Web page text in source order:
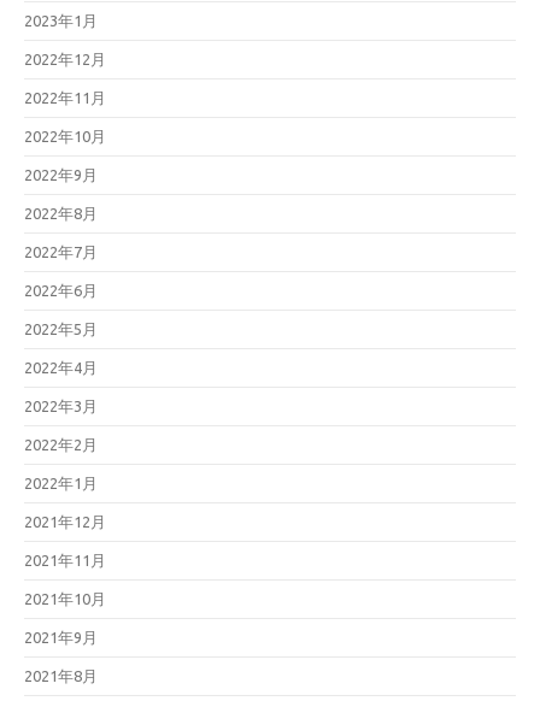
2023年1月
2022年12月
2022年11月
2022年10月
2022年9月
2022年8月
2022年7月
2022年6月
2022年5月
2022年4月
2022年3月
2022年2月
2022年1月
2021年12月
2021年11月
2021年10月
2021年9月
2021年8月